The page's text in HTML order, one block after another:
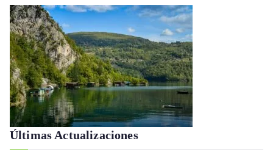
Últimas Actualizaciones